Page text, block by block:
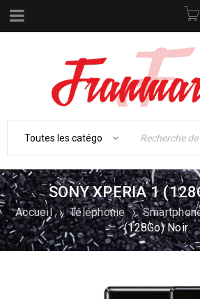
SONY XPERIA 1
Accueil › Téléphonie ›
(128Go) Noir